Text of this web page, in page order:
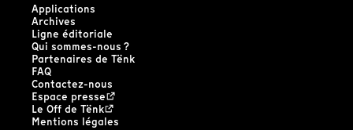
Applications
Archives
Ligne éditoriale
Qui sommes-nous ?
Partenaires de Tënk
FAQ
Contactez-nous
Espace presse
Le Off de Tënk
Mentions légales